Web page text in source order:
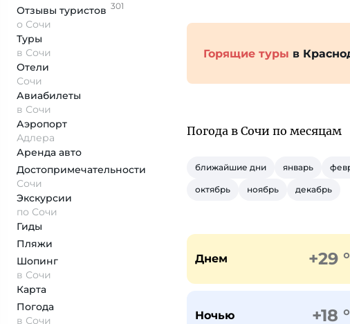
Отзывы туристов 301
о Сочи
Туры
в Сочи
Отели
Сочи
Авиабилеты
в Сочи
Аэропорт
Адлера
Аренда авто
Достопримеча­тельности
Сочи
Экскурсии
по Сочи
Гиды
Пляжи
Шопинг
в Сочи
Карта
Погода
в Сочи
Горящие туры в
Погода в Сочи по месяцам
ближайшие дни январь
октябрь ноябрь декабрь
Днем +29 °
Ночью +18 °